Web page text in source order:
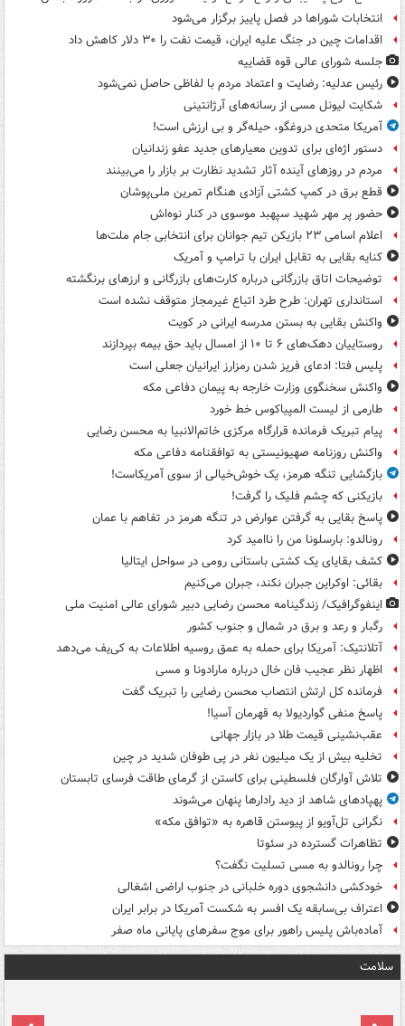
انتخابات شوراها در فصل پاییز برگزار می‌شود
اقدامات چین در جنگ علیه ایران، قیمت نفت را ۳۰ دلار کاهش داد
جلسه شورای عالی قوه قضاییه
رئیس عدلیه: رضایت و اعتماد مردم با لفاظی حاصل نمی‌شود
شکایت لیونل مسی از رسانه‌های آرژانتینی
آمریکا متحدی دروغگو، حیله‌گر و بی ارزش است!
دستور اژه‌ای برای تدوین معیارهای جدید عفو زندانیان
مردم در روزهای آینده آثار تشدید نظارت بر بازار را می‌بینند
قطع برق در کمپ کشتی آزادی هنگام تمرین ملی‌پوشان
حضور پر مهر شهید سپهبد موسوی در کنار نوه‌اش
اعلام اسامی ۲۳ بازیکن تیم جوانان برای انتخابی جام ملت‌ها
کنایه بقایی به تقابل ایران با ترامپ و آمریک
توضیحات اتاق بازرگانی درباره کارت‌های بازرگانی و ارزهای برنگشته
استانداری تهران: طرح طرد اتباع غیرمجاز متوقف نشده است
واکنش بقایی به بستن مدرسه ایرانی در کویت
روستاییان دهک‌های ۶ تا ۱۰ از امسال باید حق بیمه بپردازند
پلیس فتا: ادعای فریز شدن رمزارز ایرانیان جعلی است
واکنش سخنگوی وزارت خارجه به پیمان دفاعی مکه
طارمی از لیست المپیاکوس خط خورد
پیام تبریک فرمانده قرارگاه مرکزی خاتم‌الانبیا به محسن رضایی
واکنش روزنامه صهیونیستی به توافقنامه دفاعی مکه
بازگشایی تنگه هرمز، یک خوش‌خیالی از سوی آمریکاست!
بازیکنی که چشم فلیک را گرفت!
پاسخ بقایی به گرفتن عوارض در تنگه هرمز در تفاهم با عمان
رونالدو: بارسلونا من را ناامید کرد
کشف بقایای یک کشتی باستانی رومی در سواحل ایتالیا
بقائی: اوکراین جبران نکند، جبران می‌کنیم
اینفوگرافیک/ زندگینامه محسن رضایی دبیر شورای عالی امنیت‌ ملی
رگبار و رعد و برق در شمال و جنوب کشور
آتلانتیک: آمریکا برای حمله به عمق روسیه اطلاعات به کی‌یف می‌دهد
اظهار نظر عجیب فان خال درباره مارادونا و مسی
فرمانده کل ارتش انتصاب محسن رضایی را تبریک گفت
پاسخ منفی گواردیولا به قهرمان آسیا!
عقب‌نشینی قیمت طلا در بازار جهانی
تخلیه بیش از یک میلیون نفر در پی طوفان شدید در چین
تلاش آوارگان فلسطینی برای کاستن از گرمای طاقت فرسای تابستان
پهپادهای شاهد از دید رادارها پنهان می‌شوند
نگرانی تل‌آویو از پیوستن قاهره به «توافق مکه»
تظاهرات گسترده در سئوتا
چرا رونالدو به مسی تسلیت نگفت؟
خودکشی دانشجوی دوره خلبانی در جنوب اراضی اشغالی
اعتراف بی‌سابقه یک افسر به شکست آمریکا در برابر ایران
آماده‌باش پلیس راهور برای موج سفرهای پایانی ماه صفر
سلامت